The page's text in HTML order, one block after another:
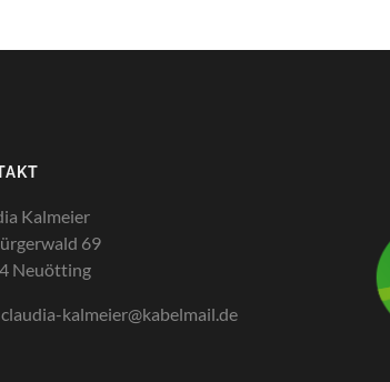
Kalmeier
69
Neuötting
kalmeier@kabelmail.de